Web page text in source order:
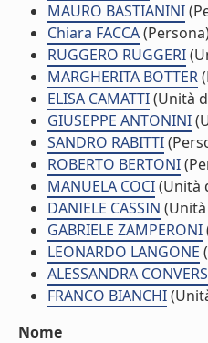
MAURO BASTIANINI
Chiara FACCA
RUGGERO RUGGERI
MARGHERITA BOTTER
ELISA CAMATTI(Unità
GIUSEPPE ANTONINI
SANDRO RABITTI
ROBERTO BERTONI
MANUELA COCI(Unità
DANIELE CASSIN
GABRIELE ZAMPERONI
LEONARDO LANGONE
ALESSANDRA
FRANCO BIANCHI
Nome